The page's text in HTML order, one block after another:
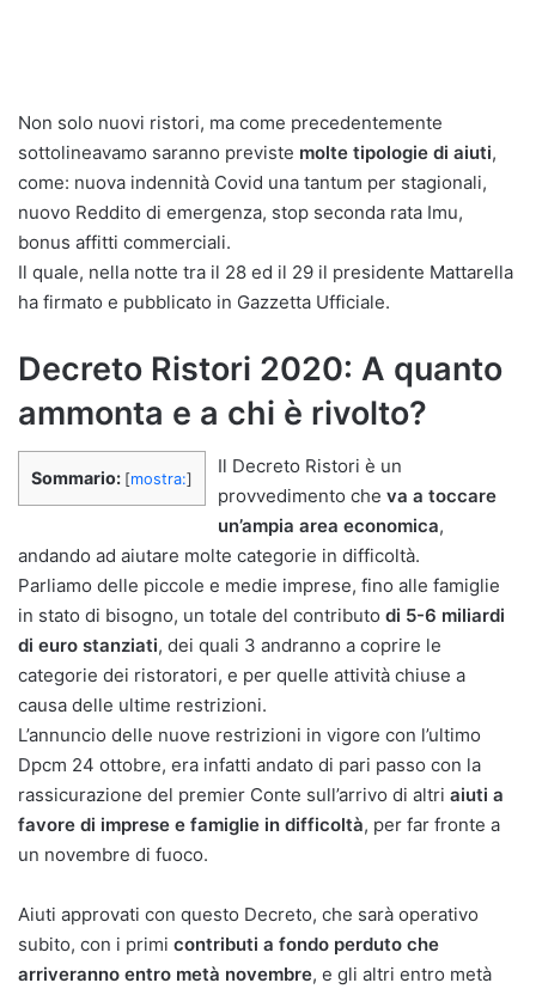
Non solo nuovi ristori, ma come precedentemente
sottolineavamo saranno previste molte tipologie di aiuti,
come: nuova indennità Covid una tantum per stagionali,
nuovo Reddito di emergenza, stop seconda rata Imu,
bonus affitti commerciali.
Il quale, nella notte tra il 28 ed il 29 il presidente Mattarella
ha firmato e pubblicato in Gazzetta Ufficiale.
Decreto Ristori 2020: A quanto
ammonta e a chi è rivolto?
Sommario: [mostra:]
Il Decreto Ristori è un
provvedimento che va a toccare
un’ampia area economica,
andando ad aiutare molte categorie in difficoltà.
Parliamo delle piccole e medie imprese, fino alle famiglie
in stato di bisogno, un totale del contributo di 5-6 miliardi
di euro stanziati, dei quali 3 andranno a coprire le
categorie dei ristoratori, e per quelle attività chiuse a
causa delle ultime restrizioni.
L’annuncio delle nuove restrizioni in vigore con l’ultimo
Dpcm 24 ottobre, era infatti andato di pari passo con la
rassicurazione del premier Conte sull’arrivo di altri aiuti a
favore di imprese e famiglie in difficoltà, per far fronte a
un novembre di fuoco.
Aiuti approvati con questo Decreto, che sarà operativo
subito, con i primi contributi a fondo perduto che
arriveranno entro metà novembre, e gli altri entro metà